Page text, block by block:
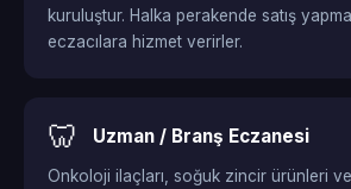
kuruluştur. Halka perakende satış
eczacılara hizmet verirler.
🦷 Uzman / Branş Eczanesi
Onkoloji ilaçları, soğuk zincir ürünleri